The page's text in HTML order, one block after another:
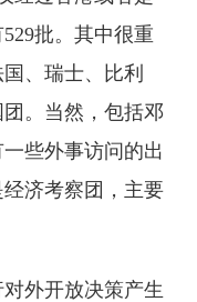
批。其中很重
、瑞士、比利
。当然，包括邓
些外事访问的出
济考察团，主要
外开放决策产生